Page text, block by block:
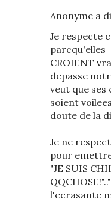
Anonyme a
Je respecte
parcqu'elles
CROIENT
depasse
veut que
soient
doute de la
Je ne
pour
"JE SUIS
l'ecrasante